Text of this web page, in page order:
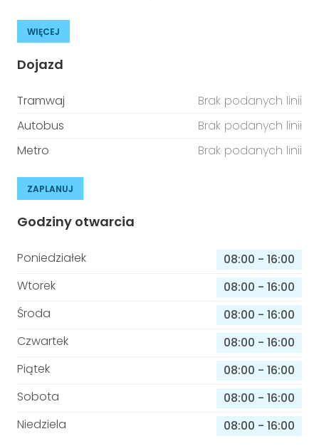
WIĘCEJ
Dojazd
Tramwaj
Brak podanych linii
Autobus
Brak podanych linii
Metro
Brak podanych linii
ZAPLANUJ
Godziny otwarcia
Poniedziałek 08:00 - 16:00
Wtorek
08:00 - 16:00
Środa
08:00 - 16:00
Czwartek
08:00 - 16:00
Piątek
08:00 - 16:00
Sobota
08:00 - 16:00
Niedziela
08:00 - 16:00